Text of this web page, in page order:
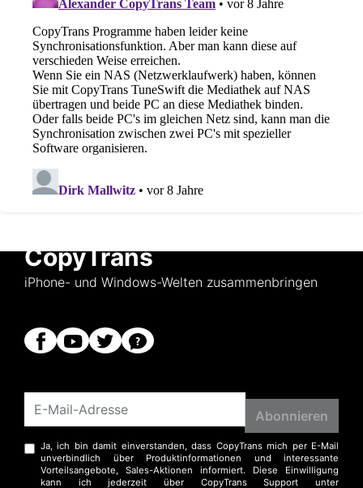
CopyTrans
iPhone- und Windows-Welten zusammenbringen
Ja, ich bin damit einverstanden, dass CopyTrans mich per E-Mail
unverbindlich über Produktinformationen und interessante
Vorteilsangebote, Sales-Aktionen informiert. Diese Einwilligung
kann ich jederzeit über CopyTrans Support unter